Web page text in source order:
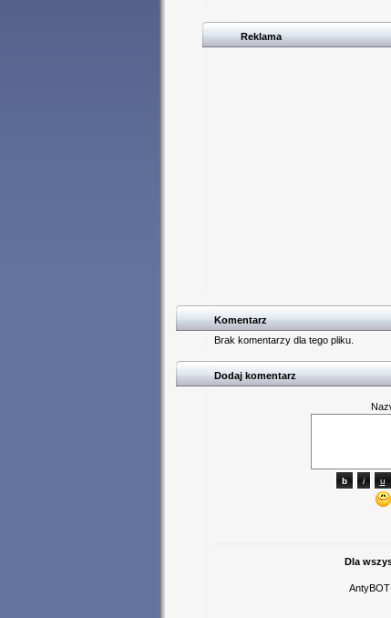
Reklama
Komentarz
Brak komentarzy dla tego pliku.
Dodaj komentarz
Dla